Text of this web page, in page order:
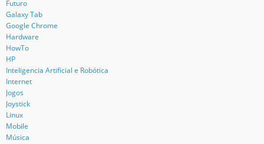
Futuro
Galaxy Tab
Google Chrome
Hardware
HowTo
HP
Inteligencia Artificial e Robótica
Internet
Jogos
Joystick
Linux
Mobile
Música